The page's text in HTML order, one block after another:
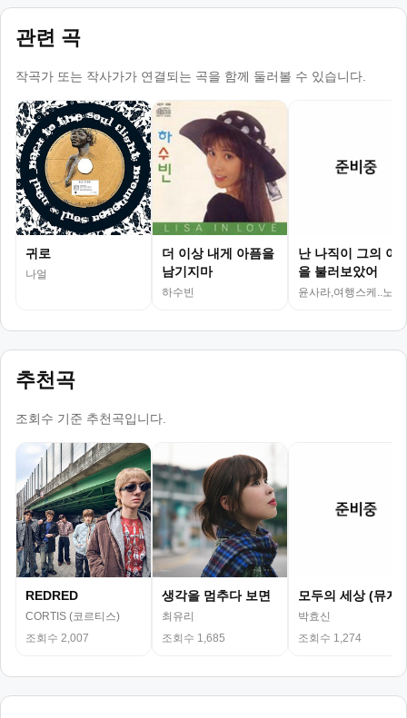
관련 곡
작곡가 또는 작사가가 연결되는 곡을 함께 둘러볼 수 있습니다.
귀로
나얼
더 이상 내게 아픔을
남기지마
하수빈
난 나직이 그의 이
을 불러보았어
윤사라,여행스케..노래
추천곡
조회수 기준 추천곡입니다.
REDRED
CORTIS (코르티스)
조회수 2,007
생각을 멈추다 보면
최유리
조회수 1,685
모두의 세상 (뮤지
박효신
조회수 1,274